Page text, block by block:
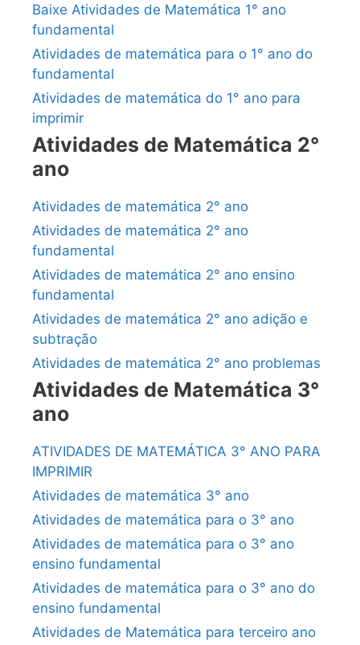
Baixe Atividades de Matemática 1° ano
fundamental
Atividades de matemática para o 1° ano do
fundamental
Atividades de matemática do 1° ano para
imprimir
Atividades de Matemática 2°
ano
Atividades de matemática 2° ano
Atividades de matemática 2° ano
fundamental
Atividades de matemática 2° ano ensino
fundamental
Atividades de matemática 2° ano adição e
subtração
Atividades de matemática 2° ano problemas
Atividades de Matemática 3°
ano
ATIVIDADES DE MATEMÁTICA 3° ANO PARA
IMPRIMIR
Atividades de matemática 3° ano
Atividades de matemática para o 3° ano
Atividades de matemática para o 3° ano
ensino fundamental
Atividades de matemática para o 3° ano do
ensino fundamental
Atividades de Matemática para terceiro ano